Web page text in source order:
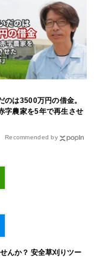
のは3500万円の借金。
字農家を5年で再生させ
Recommended by
んか？ 安全草刈りツー